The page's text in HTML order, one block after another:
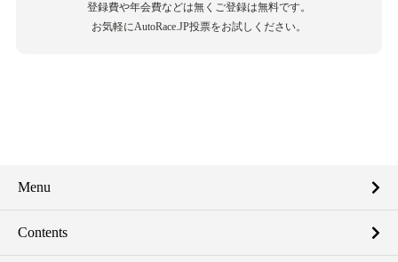
登録費や年会費などは無くご登録は無料です。
お気軽にAutoRace.JP投票をお試しください。
Menu
Contents